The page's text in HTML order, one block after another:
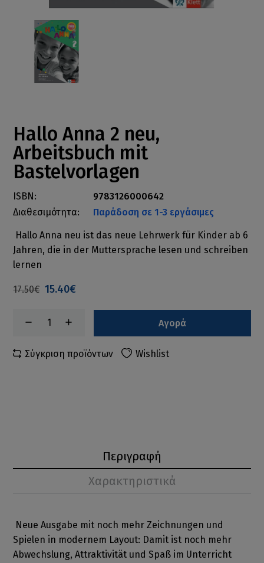
Hallo Anna 2 neu,
Arbeitsbuch mit
Bastelvorlagen
ISBN:
9783126000642
Διαθεσιμότητα:
Παράδοση σε 1-3 εργάσιμες
Hallo Anna neu ist das neue Lehrwerk für Kinder ab 6
Jahren, die in der Muttersprache lesen und schreiben
lernen
17.50€ 15.40€
Αγορά
Σύγκριση προϊόντων Wishlist
Περιγραφή
Χαρακτηριστικά
Neue Ausgabe mit noch mehr Zeichnungen und
Spielen in modernem Layout: Damit ist noch mehr
Abwechslung, Attraktivität und Spaß im Unterricht